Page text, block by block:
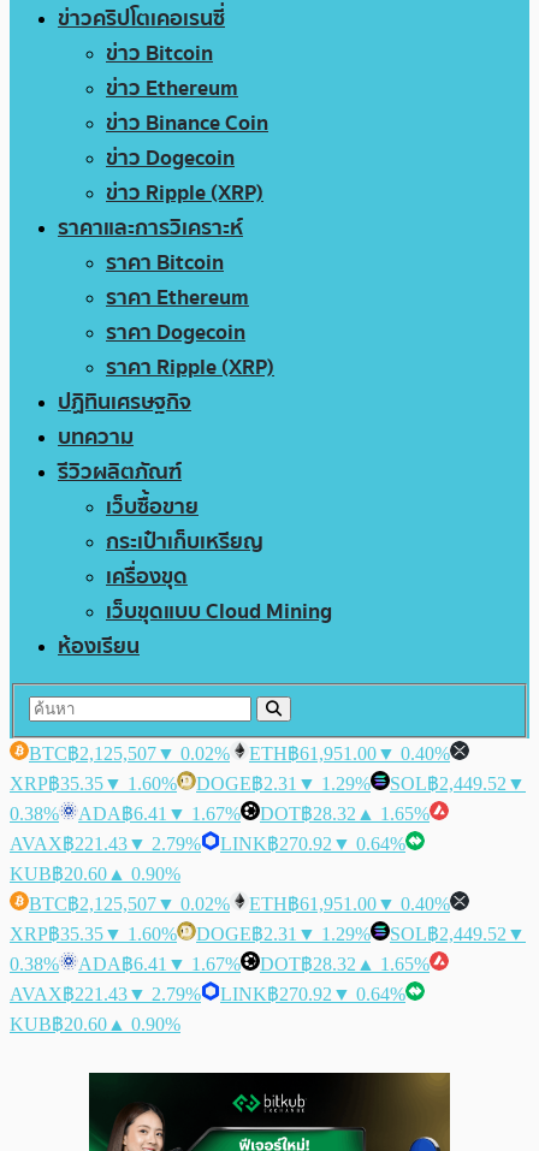
ข่าวคริปโตเคอเรนซี่
ข่าว Bitcoin
ข่าว Ethereum
ข่าว Binance Coin
ข่าว Dogecoin
ข่าว Ripple (XRP)
ราคาและการวิเคราะห์
ราคา Bitcoin
ราคา Ethereum
ราคา Dogecoin
ราคา Ripple (XRP)
ปฏิทินเศรษฐกิจ
บทความ
รีวิวผลิตภัณฑ์
เว็บซื้อขาย
กระเป๋าเก็บเหรียญ
เครื่องขุด
เว็บขุดแบบ Cloud Mining
ห้องเรียน
BTC฿2,125,507▼ 0.02% ETH฿61,951.00▼ 0.40%
XRP฿35.35▼ 1.60% DOGE฿2.31 ▼ 1.29% SOL฿2,449.52 ▼
0.38%
ADA฿6.41 ▼ 1.67% DOT฿28.32 ▲ 1.65%
AVAX฿221.43▼ 2.79% LINK฿270.92 ▼ 0.64%
KUB฿20.60 ▲ 0.90%
BTC฿2,125,507▼ 0.02% ETH฿61,951.00▼ 0.40%
XRP฿35.35▼ 1.60% DOGE฿2.31 ▼ 1.29% SOL฿2,449.52 ▼
0.38%
ADA฿6.41 ▼ 1.67% DOT฿28.32 ▲ 1.65%
AVAX฿221.43▼ 2.79% LINK฿270.92 ▼ 0.64%
KUB฿20.60 ▲ 0.90%